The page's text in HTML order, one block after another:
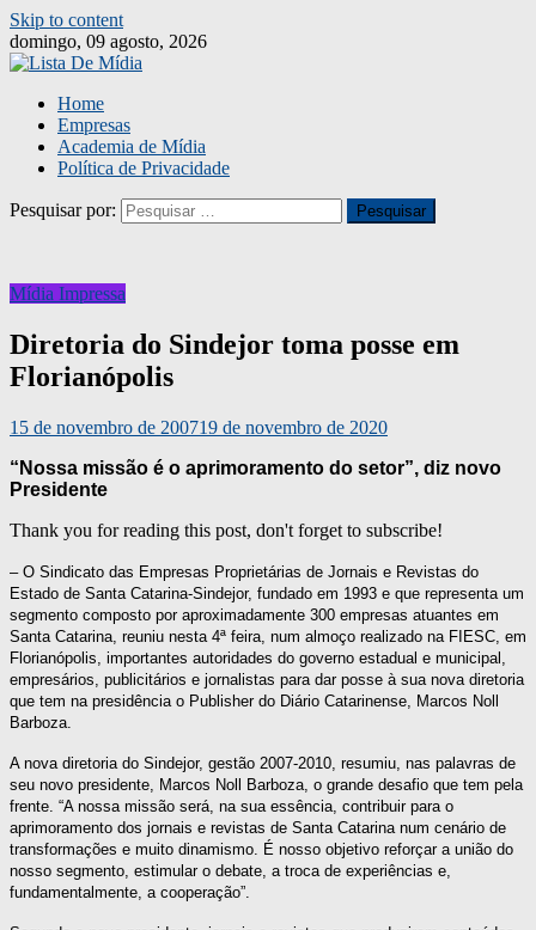
Skip to content
domingo, 09 agosto, 2026
Home
Empresas
Academia de Mídia
Política de Privacidade
Pesquisar por:
Mídia Impressa
Diretoria do Sindejor toma posse em
Florianópolis
15 de novembro de 200719 de novembro de 2020
“Nossa missão é o aprimoramento do setor”, diz novo
Presidente
Thank you for reading this post, don't forget to subscribe!
– O Sindicato das Empresas Proprietárias de Jornais e Revistas do
Estado de Santa Catarina-Sindejor, fundado em 1993 e que representa um
segmento composto por aproximadamente 300 empresas atuantes em
Santa Catarina, reuniu nesta 4ª feira, num almoço realizado na FIESC, em
Florianópolis, importantes autoridades do governo estadual e municipal,
empresários, publicitários e jornalistas para dar posse à sua nova diretoria
que tem na presidência o Publisher do Diário Catarinense, Marcos Noll
Barboza.
A nova diretoria do Sindejor, gestão 2007-2010, resumiu, nas palavras de
seu novo presidente, Marcos Noll Barboza, o grande desafio que tem pela
frente. “A nossa missão será, na sua essência, contribuir para o
aprimoramento dos jornais e revistas de Santa Catarina num cenário de
transformações e muito dinamismo. É nosso objetivo reforçar a união do
nosso segmento, estimular o debate, a troca de experiências e,
fundamentalmente, a cooperação”.